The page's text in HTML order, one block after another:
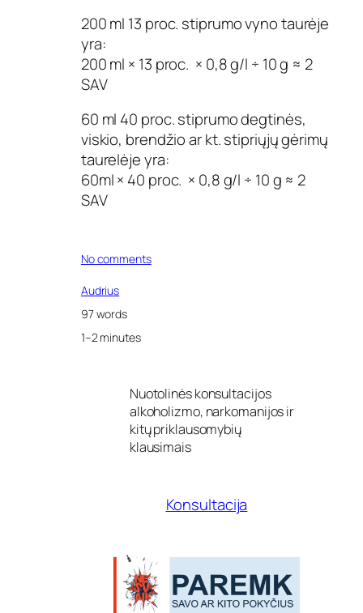
200 ml 13 proc. stiprumo vyno taurėje
yra:
200 ml × 13 proc. × 0,8 g/l ÷ 10 g ≈ 2
SAV
60 ml 40 proc. stiprumo degtinės,
viskio, brendžio ar kt. stipriųjų gėrimų
taurelėje yra:
60ml × 40 proc. × 0,8 g/l ÷ 10 g ≈ 2
SAV
No commentso
i
n
i
a
e
e
s
Audrius
97 words
1–2 minutes
Nuotolinės konsultacijos
alkoholizmo, narkomanijos ir
kitų priklausomybių
klausimais
Konsultacija